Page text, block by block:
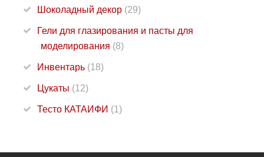
Шоколадный декор (29)
Гели для глазирования и пасты для
моделирования (8)
Инвентарь (18)
Цукаты (12)
Тесто КАТАИФИ (1)